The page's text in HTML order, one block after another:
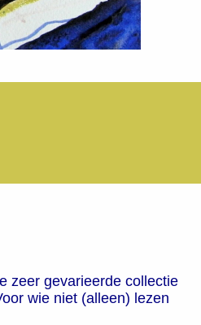
zeer gevarieerde collectie
wie niet (alleen) lezen